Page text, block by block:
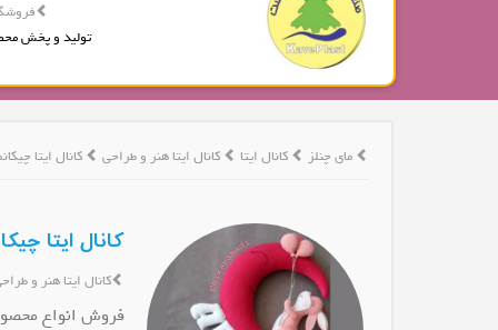
تولید و پخش
مای چنلز کانال ایتا کانال ایتا هنر و طراحی کانال ایتا
کانال ایتا
کانال ایتا هنر و
فروش انواع